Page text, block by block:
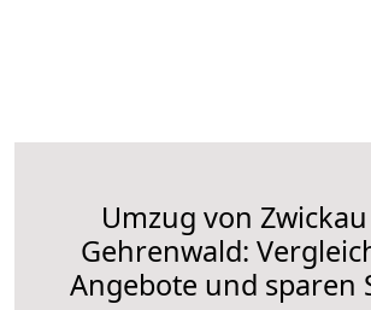
Umzug von
Gehrenwald:
Angebote und sparen